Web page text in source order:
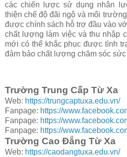
các chiến lược sử dụng nhân
thiện chế độ đãi ngộ và môi
được chính sách hỗ trợ đầu vào
chất lượng làm việc và thu nhập
mới có thể khắc phục được tình
đảm bảo chất lượng chăm sóc
Trường Trung Cấp Từ Xa
Web: https://trungcaptuxa.edu.vn/
Fanpage: https://
Fanpage: https://
Fanpage: https://
Trường Cao Đẳng Từ Xa
Web: https://caodangtuxa.edu.vn/